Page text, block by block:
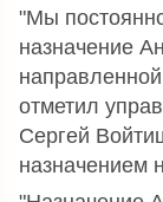
"Мы
назначение
отметил
Сергей
назначением